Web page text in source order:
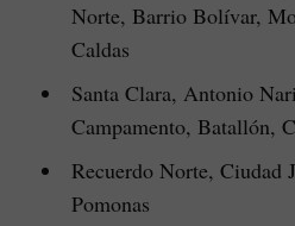
Norte, Barrio Bolívar,
Caldas
Santa Clara, Antonio
Campamento, Batallón,
Recuerdo Norte, Ciudad
Pomonas